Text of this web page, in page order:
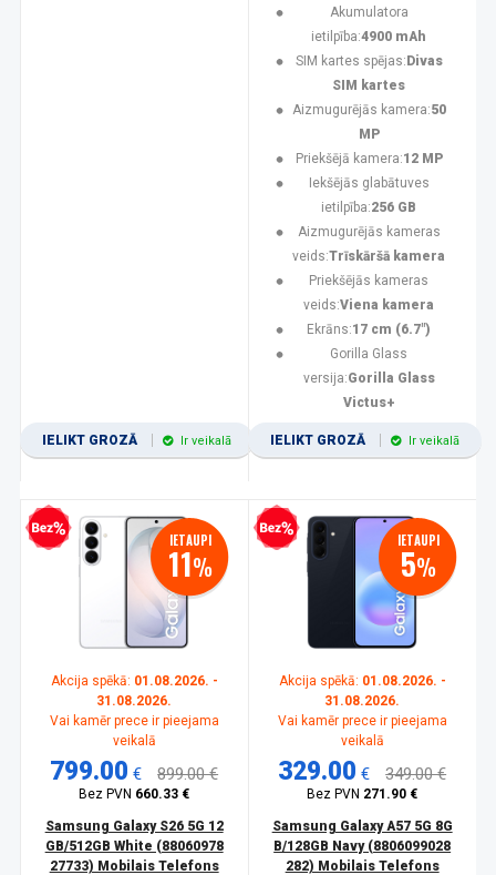
IELIKT GROZĀ Ir veikalā
Akumulatora
ietilpība:4900 mAh
SIM kartes spējas: Divas
SIM kartes
Aizmugurējās kamera:50
MP
Priekšējā kamera:12 MP
Iekšējās glabātuves
ietilpība:256 GB
Aizmugurējās kameras
veids:Trīskāršā kamera
Priekšējās kameras
veids:Viena kamera
Ekrāns:17 cm (6.7")
Gorilla Glass
versija:Gorilla Glass
Victus+
IELIKT GROZĀ Ir veikalā
kredīts IETAUPI
11%
Akcija spēkā: 01.08.2026. -
31.08.2026.
Vai kamēr prece ir pieejama
veikalā
799.00 € 899.00 €
Bez PVN 660.33 €
Samsung Galaxy S26 5G 12
GB/512GB White (88060978
27733) Mobilais Telefons
Bezprocentu kredīts IETAUPI
5%
Akcija spēkā: 01.08.2026. -
31.08.2026.
Vai kamēr prece ir pieejama
veikalā
329.00 € 349.00 €
Bez PVN 271.90 €
Samsung Galaxy A57 5G 8G
B/128GB Navy (8806099028
282) Mobilais Telefons